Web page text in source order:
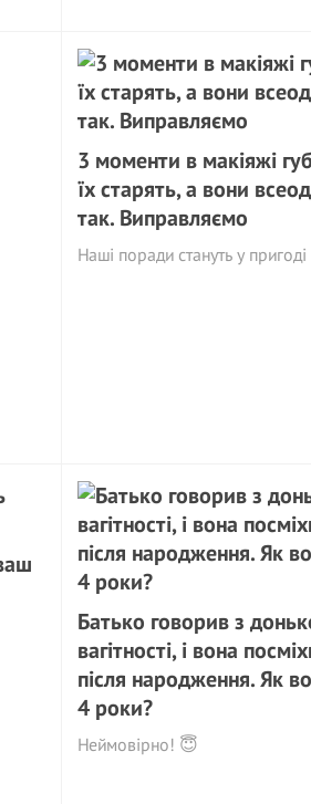
3 моменти в макіяжі
їх стаpять, а вони
так. Виправляємо
Нашi поради стануть у пригоді
Батько говорив з
вагітності, і вона
після народження. Як
4 роки?
Неймовірно! 😇